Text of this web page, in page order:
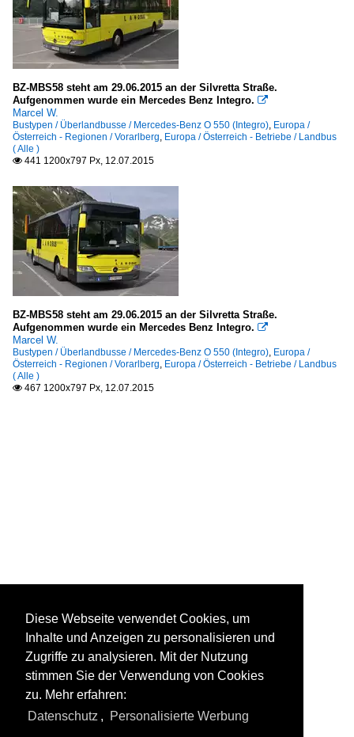
BZ-MBS58 steht am 29.06.2015 an der Silvretta Straße.
Aufgenommen wurde ein Mercedes Benz Integro. 
Marcel W.
Bustypen / Überlandbusse / Mercedes-Benz O 550 (Integro) Europa /
Österreich - Regionen / Vorarlberg Europa / Österreich - Betriebe / Landbus
( Alle )
 441 1200x797 Px, 12.07.2015
BZ-MBS58 steht am 29.06.2015 an der Silvretta Straße.
Aufgenommen wurde ein Mercedes Benz Integro. 
Marcel W.
Bustypen / Überlandbusse / Mercedes-Benz O 550 (Integro) Europa /
Österreich - Regionen / Vorarlberg Europa / Österreich - Betriebe / Landbus
( Alle )
 467 1200x797 Px, 12.07.2015
Diese Webseite verwendet Cookies, um
Inhalte und Anzeigen zu personalisieren und
Zugriffe zu analysieren. Mit der Nutzung
stimmen Sie der Verwendung von Cookies
zu. Mehr erfahren:
Datenschutz , Personalisierte Werbung